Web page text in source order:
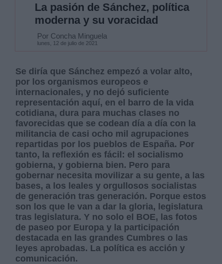
La pasión de Sánchez, política
moderna y su voracidad
Por Concha Minguela
lunes, 12 de julio de 2021
Se diría que Sánchez empezó a volar alto,
por los organismos europeos e
internacionales, y no dejó suficiente
representación aquí, en el barro de la vida
cotidiana, dura para muchas clases no
favorecidas que se codean día a día con la
militancia de casi ocho mil agrupaciones
repartidas por los pueblos de España. Por
tanto, la reflexión es fácil: el socialismo
gobierna, y gobierna bien. Pero para
gobernar necesita movilizar a su gente, a las
bases, a los leales y orgullosos socialistas
de generación tras generación. Porque estos
son los que le van a dar la gloria, legislatura
tras legislatura. Y no solo el BOE, las fotos
de paseo por Europa y la participación
destacada en las grandes Cumbres o las
leyes aprobadas. La política es acción y
comunicación.